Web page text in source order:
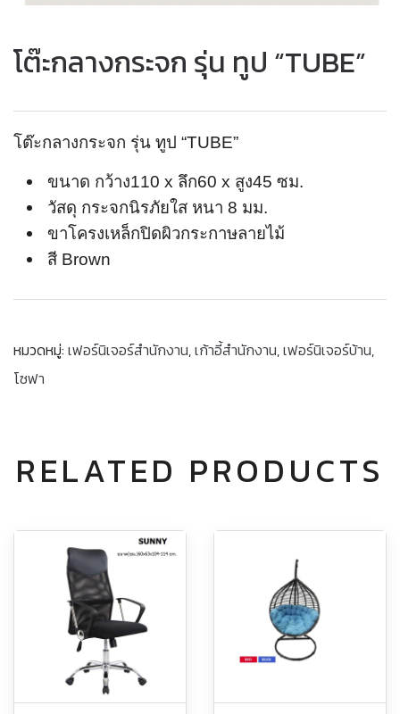
โต๊ะกลางกระจก รุ่น ทูป “TUBE”
โต๊ะกลางกระจก รุ่น ทูป “TUBE”
ขนาด กว้าง110 x ลึก60 x สูง45 ซม.
วัสดุ กระจกนิรภัยใส หนา 8 มม.
ขาโครงเหล็กปิดผิวกระกาษลายไม้
สี Brown
หมวดหมู่: เฟอร์นิเจอร์สำนักงาน,เก้าอี้สำนักงาน,เฟอร์นิเจอร์บ้าน,
โซฟา
RELATED PRODUCTS